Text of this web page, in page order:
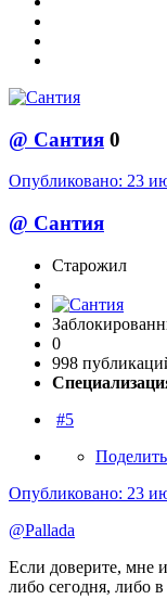
@ Сантия 0
Опубликовано: 23
@ Сантия
Старожил
0
998
#5
Опубликовано: 23
@Pallada
Если доверите, мне
либо сегодня, либо